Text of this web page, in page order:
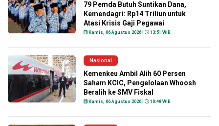
79 Pemda Butuh Suntikan Dana,
Kemendagri: Rp14 Triliun untuk
Atasi Krisis Gaji Pegawai
Kamis, 06 Agustus 2026 | 13:51 WIB
Nasional
Kemenkeu Ambil Alih 60 Persen
Saham KCIC, Pengelolaan Whoosh
Beralih ke SMV Fiskal
Kamis, 06 Agustus 2026 | 10:48 WIB